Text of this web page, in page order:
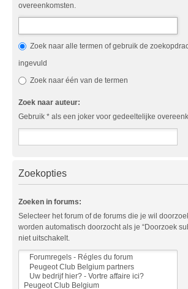
overeenkomsten.
Zoek naar alle termen of gebruik de
ingevuld
Zoek naar één van de termen
Zoek naar auteur:
Gebruik * als een joker voor gedeeltelijke
Zoekopties
Zoeken in forums:
Selecteer het forum of de forums die je wil
worden automatisch doorzocht als je “Doorzoek
niet uitschakelt.